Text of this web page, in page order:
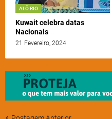
ALÔ RIO
Kuwait celebra datas
Nacionais
21 Fevereiro, 2024